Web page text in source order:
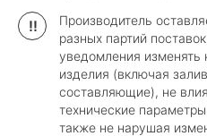
!!
Производитель
разных партий
уведомления
изделия (включая
составляющие), не
технические
также не нарушая